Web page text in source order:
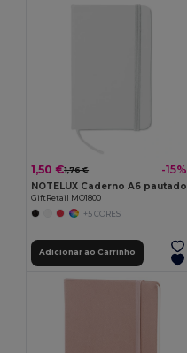
1,50 €1,76 € -15%
NOTELUX Caderno A6 pautado
GiftRetail MO1800
+5 CORES
Adicionar ao Carrinho